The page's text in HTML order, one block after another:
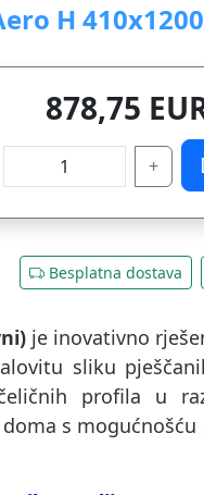
H
878,75
+
Besplatna dostava
je inovativno
sliku
profila u
s